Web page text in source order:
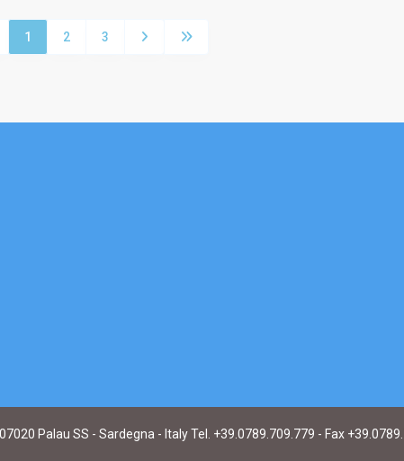
1 2 3
Palau SS - Sardegna - Italy Tel. +39.0789.709.779 - Fax